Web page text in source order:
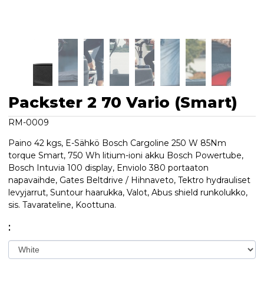
Packster 2 70 Vario (Smart)
RM-0009
Paino 42 kgs, E-Sähkö Bosch Cargoline 250 W 85Nm
torque Smart, 750 Wh litium-ioni akku Bosch Powertube,
Bosch Intuvia 100 display, Enviolo 380 portaaton
napavaihde, Gates Beltdrive / Hihnaveto, Tektro hydrauliset
levyjarrut, Suntour haarukka, Valot, Abus shield runkolukko,
sis. Tavarateline, Koottuna.
: